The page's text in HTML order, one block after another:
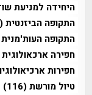
היחידה למניעת
התקופה הביזנטית
התקופה העות'מנית
חפירה ארכאולוגית
חפירות
טיול מורשת(116)